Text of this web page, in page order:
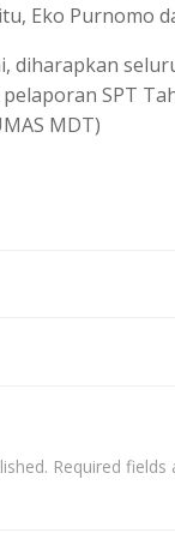
Eko Purnomo
diharapkan
SPT
MDT)
Required fields